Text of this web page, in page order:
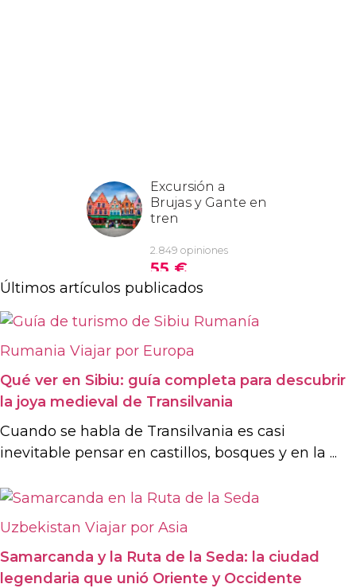
Últimos artículos publicados
Rumania Viajar por Europa
Qué ver en Sibiu: guía completa para descubrir
la joya medieval de Transilvania
Cuando se habla de Transilvania es casi
inevitable pensar en castillos, bosques y en la ...
Uzbekistan Viajar por Asia
Samarcanda y la Ruta de la Seda: la ciudad
legendaria que unió Oriente y Occidente